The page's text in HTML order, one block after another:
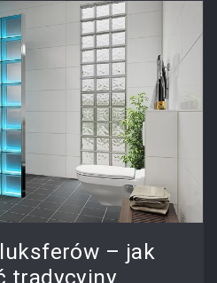
– jak
tradycyjny